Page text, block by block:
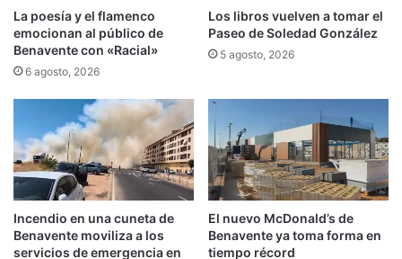
La poesía y el flamenco
emocionan al público de
Benavente con «Racial»
6 agosto, 2026
Los libros vuelven a tomar el
Paseo de Soledad González
5 agosto, 2026
Incendio en una cuneta de
Benavente moviliza a los
servicios de emergencia en
El nuevo McDonald’s de
Benavente ya toma forma en
tiempo récord